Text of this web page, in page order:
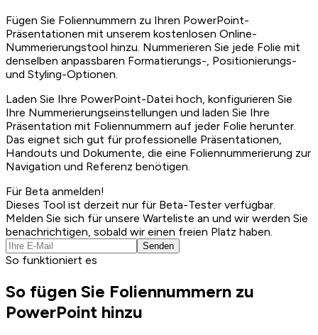
Fügen Sie Foliennummern zu Ihren PowerPoint-
Präsentationen mit unserem kostenlosen Online-
Nummerierungstool hinzu. Nummerieren Sie jede Folie mit
denselben anpassbaren Formatierungs-, Positionierungs-
und Styling-Optionen.
Laden Sie Ihre PowerPoint-Datei hoch, konfigurieren Sie
Ihre Nummerierungseinstellungen und laden Sie Ihre
Präsentation mit Foliennummern auf jeder Folie herunter.
Das eignet sich gut für professionelle Präsentationen,
Handouts und Dokumente, die eine Foliennummerierung zur
Navigation und Referenz benötigen.
Für Beta anmelden!
Dieses Tool ist derzeit nur für Beta-Tester verfügbar.
Melden Sie sich für unsere Warteliste an und wir werden Sie
benachrichtigen, sobald wir einen freien Platz haben.
Senden
So funktioniert es
So fügen Sie Foliennummern zu
PowerPoint hinzu